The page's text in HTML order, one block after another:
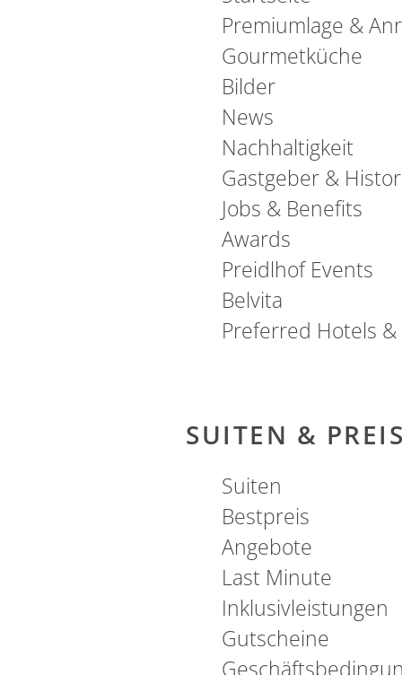
DOLCE VITA
PREIDL SPA
Premiumlage &
Gourmetküche
Bilder
News
Nachhaltigkeit
Gastgeber &
Jobs & Benefits
Awards
Preidlhof Events
Belvita
Preferred Hotels &
SUITEN &
Suiten
Bestpreis
Angebote
Last Minute
Inklusivleistungen
Gutscheine